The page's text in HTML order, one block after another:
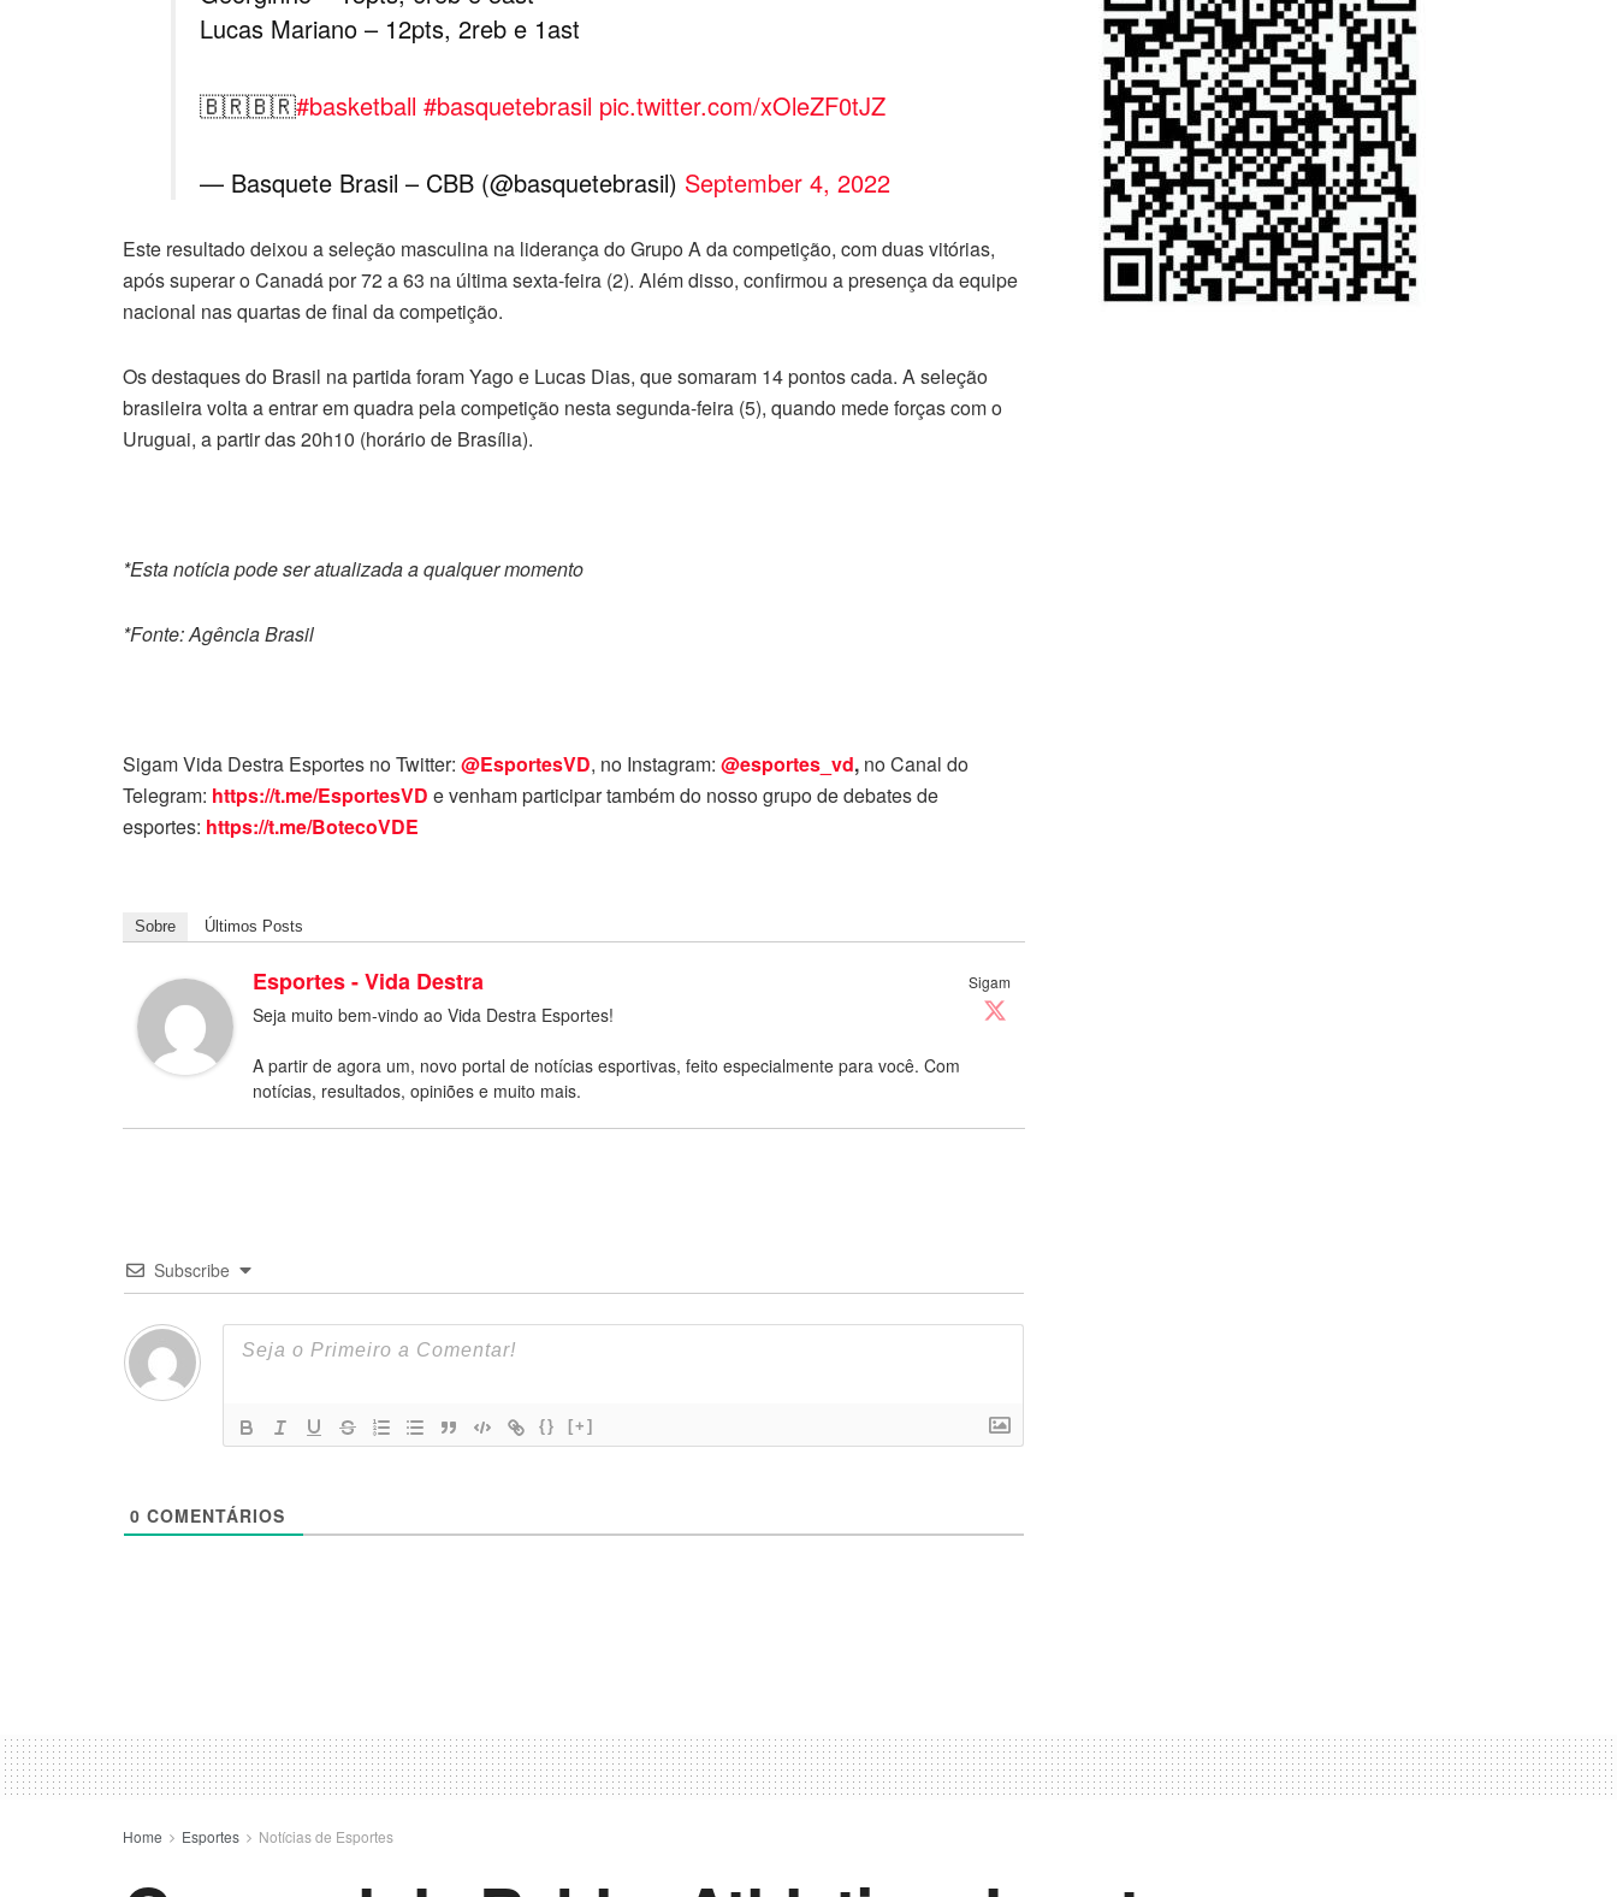
Lucas Mariano – 12pts, 2reb e 1ast
🇧🇷🇧🇷#basketball #basquetebrasil pic.twitter.com/xOleZF0tJZ
— Basquete Brasil – CBB (@basquetebrasil) September 4, 2022
Este resultado deixou a seleção masculina na liderança do Grupo A da competição, com duas vitórias,
após superar o Canadá por 72 a 63 na última sexta-feira (2). Além disso, confirmou a presença da equipe
nacional nas quartas de final da competição.
Os destaques do Brasil na partida foram Yago e Lucas Dias, que somaram 14 pontos cada. A seleção
brasileira volta a entrar em quadra pela competição nesta segunda-feira (5), quando mede forças com o
Uruguai, a partir das 20h10 (horário de Brasília).
*Esta notícia pode ser atualizada a qualquer momento
*Fonte: Agência Brasil
Sigam Vida Destra Esportes no Twitter: @EsportesVD, no Instagram: @esportes_vd, no Canal do
Telegram: https://t.me/EsportesVD e venham participar também do nosso grupo de debates de
esportes: https://t.me/BotecoVDE
Sobre Últimos Posts
Sigam
Esportes - Vida Destra
Seja muito bem-vindo ao Vida Destra Esportes!
A partir de agora um, novo portal de notícias esportivas, feito especialmente para você. Com
notícias, resultados, opiniões e muito mais.
Subscribe
{} [+]
0 COMENTÁRIOS
Home Esportes Notícias de Esportes